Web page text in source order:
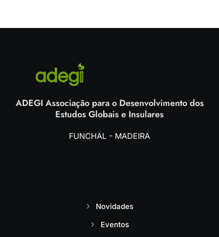
ADEGI Associação para o Desenvolvimento dos
Estudos Globais e Insulares
FUNCHAL - MADEIRA
Novidades
Eventos